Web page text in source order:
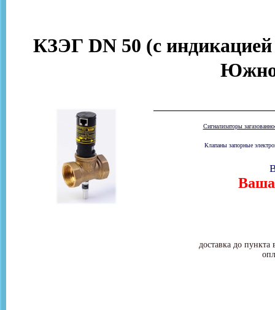
КЗЭГ DN 50 (с
Сигнализаторы
Клапаны запорные
Ваша
доставка до